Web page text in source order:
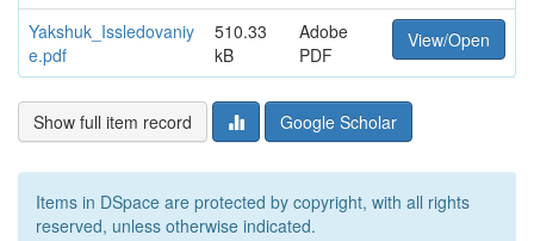
Yakshuk_Issledovaniy
e.pdf
510.33
kB
Adobe
PDF
View/Open
Show full item record Google Scholar
Items in DSpace are protected by copyright, with all rights
reserved, unless otherwise indicated.